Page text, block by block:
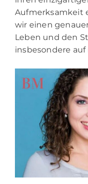
Aufmerksamkeit
wir einen
Leben und den
insbesondere